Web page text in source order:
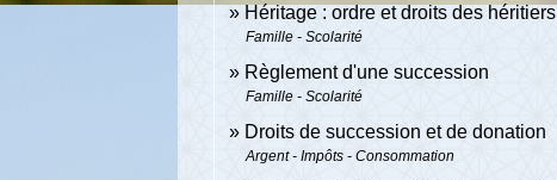
Héritage : ordre et droits des héritiers
Famille - Scolarité
Règlement d'une succession
Famille - Scolarité
Droits de succession et de donation
Argent - Impôts - Consommation